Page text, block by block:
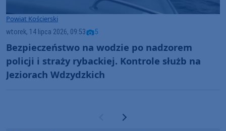
Powiat Kościerski
wtorek, 14 lipca 2026, 09:53 5
Bezpieczeństwo na wodzie po nadzorem
policji i straży rybackiej. Kontrole służb na
Jeziorach Wdzydzkich
Poprzednia strona
Następna strona